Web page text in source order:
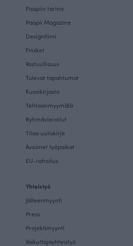
Paapiin tarina
Paapii Magazine
Designtiimi
Finsket
Vastuullisuus
Tulevat tapahtumat
Kuosikirjasto
Tehtaanmyymälä
Ryhmävierailut
Tilaa uutiskirje
Avoimet työpaikat
EU-rahoitus
Yhteistyö
Jälleenmyynti
Press
Projektimyynti
Vaikuttajayhteistyö